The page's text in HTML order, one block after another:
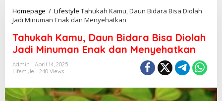
Homepage / Lifestyle Tahukah Kamu, Daun Bidara Bisa Diolah
Jadi Minuman Enak dan Menyehatkan
Tahukah Kamu, Daun Bidara Bisa Diolah
Jadi Minuman Enak dan Menyehatkan
Admin
April 14, 2025
Lifestyle
240 Views